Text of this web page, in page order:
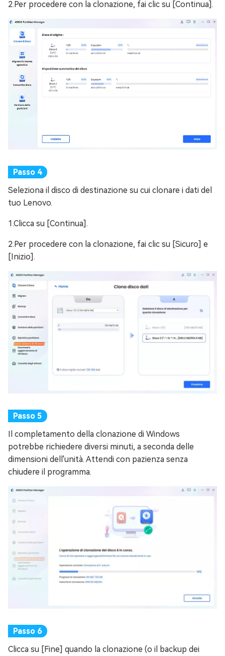
2.Per procedere con la clonazione, fai clic su [Continua].
Seleziona il disco di destinazione su cui clonare i dati del
tuo Lenovo.
1.Clicca su [Continua].
2.Per procedere con la clonazione, fai clic su [Sicuro] e
[Inizio].
Il completamento della clonazione di Windows
potrebbe richiedere diversi minuti, a seconda delle
dimensioni dell'unità. Attendi con pazienza senza
chiudere il programma.
Clicca su [Fine] quando la clonazione (o il backup dei